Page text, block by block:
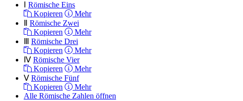
Römische Eins
Kopieren
Mehr
Römische Zwei
Kopieren
Mehr
Römische Drei
Kopieren
Mehr
Ⅳ Römische Vier
Kopieren
Mehr
Ⅴ Römische Fünf
Kopieren
Mehr
Alle Römische Zahlen öffnen